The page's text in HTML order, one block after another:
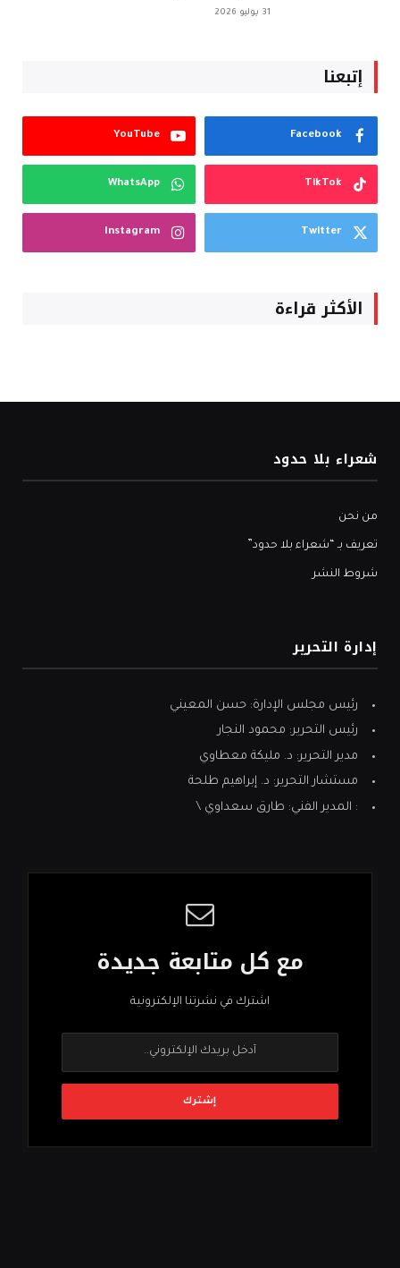
31 يوليو 2026
إتبعنا
Facebook
YouTube
TikTok
WhatsApp
Twitter
Instagram
الأكثر قراءة
شعراء بلا حدود
من نحن
تعريف بـ “شعراء بلا حدود”
شروط النشر
إدارة التحرير
رئيس مجلس الإدارة: حسن المعيني
رئيس التحرير: محمود النجار
مدير التحرير: د. مليكة معطاوي
مستشار التحرير: د. إبراهيم طلحة
: المدير الفني: طارق سعداوي \
مع كل متابعة جديدة
اشترك في نشرتنا الإلكترونية